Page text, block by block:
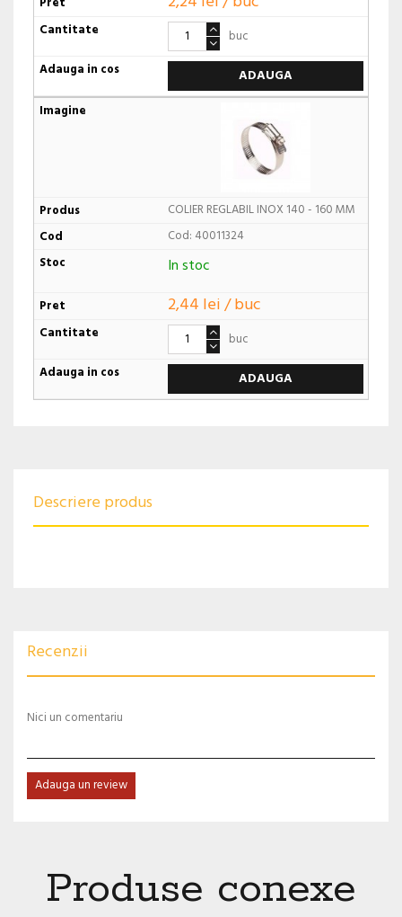
buc
ADAUGA
COLIER REGLABIL INOX 140 - 160 MM
Cod: 40011324
In stoc
2,44 lei / buc
buc
ADAUGA
Descriere produs
Recenzii
Nici un comentariu
Adauga un review
Produse conexe